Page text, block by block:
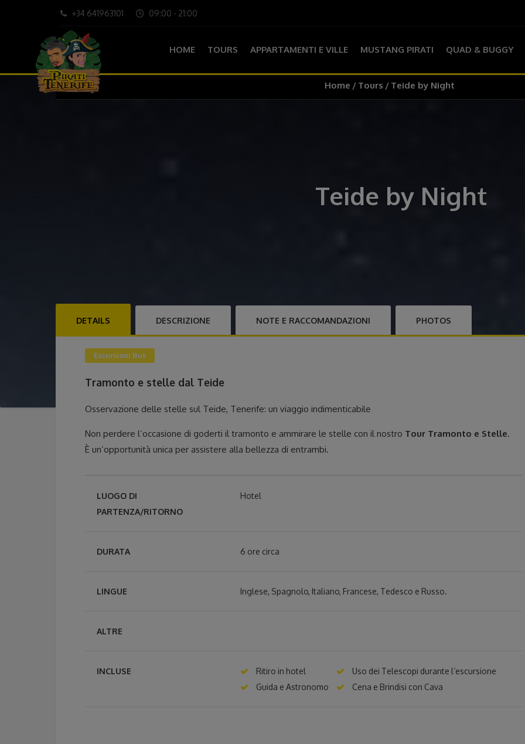
+34 641963101 09:00 - 21:00
HOME TOURS APPARTAMENTI E VILLE MUSTANG PIRATI QUAD & BUGGY
Home Tours Teide by Night
Teide by Night
DETAILS DESCRIZIONE NOTE E RACCOMANDAZIONI PHOTOS
Escursioni Bus
Tramonto e stelle dal Teide
Osservazione delle stelle sul Teide, Tenerife: un viaggio indimenticabile
Non perdere l’occasione di goderti il tramonto e ammirare le stelle con il nostro Tour Tramonto e Stelle.
È un’opportunità unica per assistere alla bellezza di entrambi.
LUOGO DI
PARTENZA/RITORNO
Hotel
DURATA 6 ore circa
LINGUE Inglese, Spagnolo, Italiano, Francese, Tedesco e Russo.
ALTRE
INCLUSE Ritiro in hotel
Uso dei Telescopi durante l’escursione
Guida e Astronomo
Cena e Brindisi con Cava